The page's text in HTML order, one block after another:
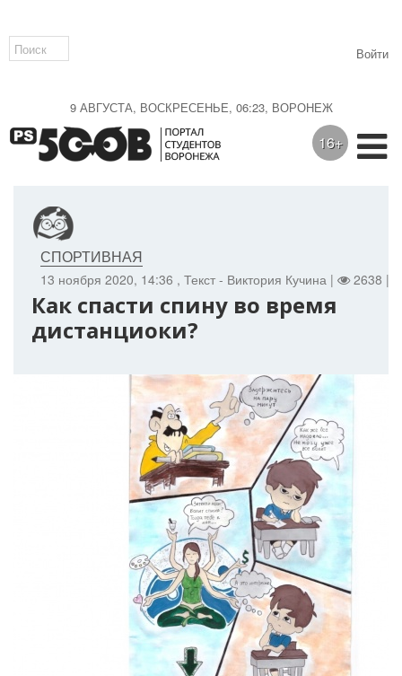
9 АВГУСТА, ВОСКРЕСЕНЬЕ, 06:23, ВОРОНЕЖ
Войти
16+
13 ноября 2020, 14:36 , Текст - Виктория Кучина | 2638 |
СПОРТИВНАЯ
Как спасти спину во время
дистанциоки?